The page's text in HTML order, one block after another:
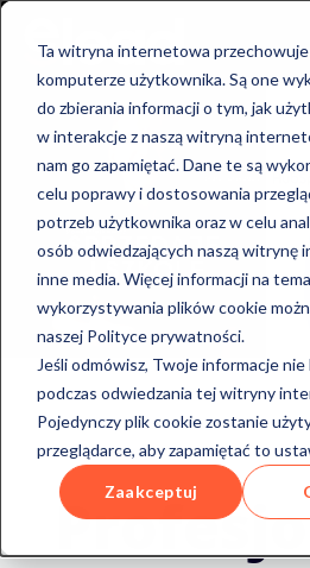
Ta witryna internetowa przechowuje
komputerze użytkownika. Są one
do zbierania informacji o tym, jak
w interakcje z naszą witryną
nam go zapamiętać. Dane te są
celu poprawy i dostosowania
potrzeb użytkownika oraz w celu
osób odwiedzających naszą witrynę
inne media. Więcej informacji na
wykorzystywania plików cookie
naszej Polityce prywatności.
Jeśli odmówisz, Twoje informacje nie
podczas odwiedzania tej witryny
Pojedynczy plik cookie zostanie
przeglądarce, aby zapamiętać to
Zaakceptuj